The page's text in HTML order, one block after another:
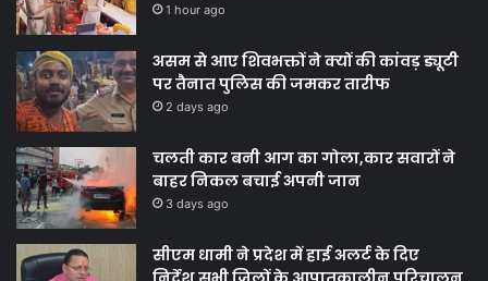
1 hour ago
असम से आए शिवभक्तों ने क्यों की कांवड़ ड्यूटी
पर तैनात पुलिस की जमकर तारीफ
2 days ago
चलती कार बनी आग का गोला,कार सवारों ने
बाहर निकल बचाई अपनी जान
3 days ago
सीएम धामी ने प्रदेश में हाई अलर्ट के दिए